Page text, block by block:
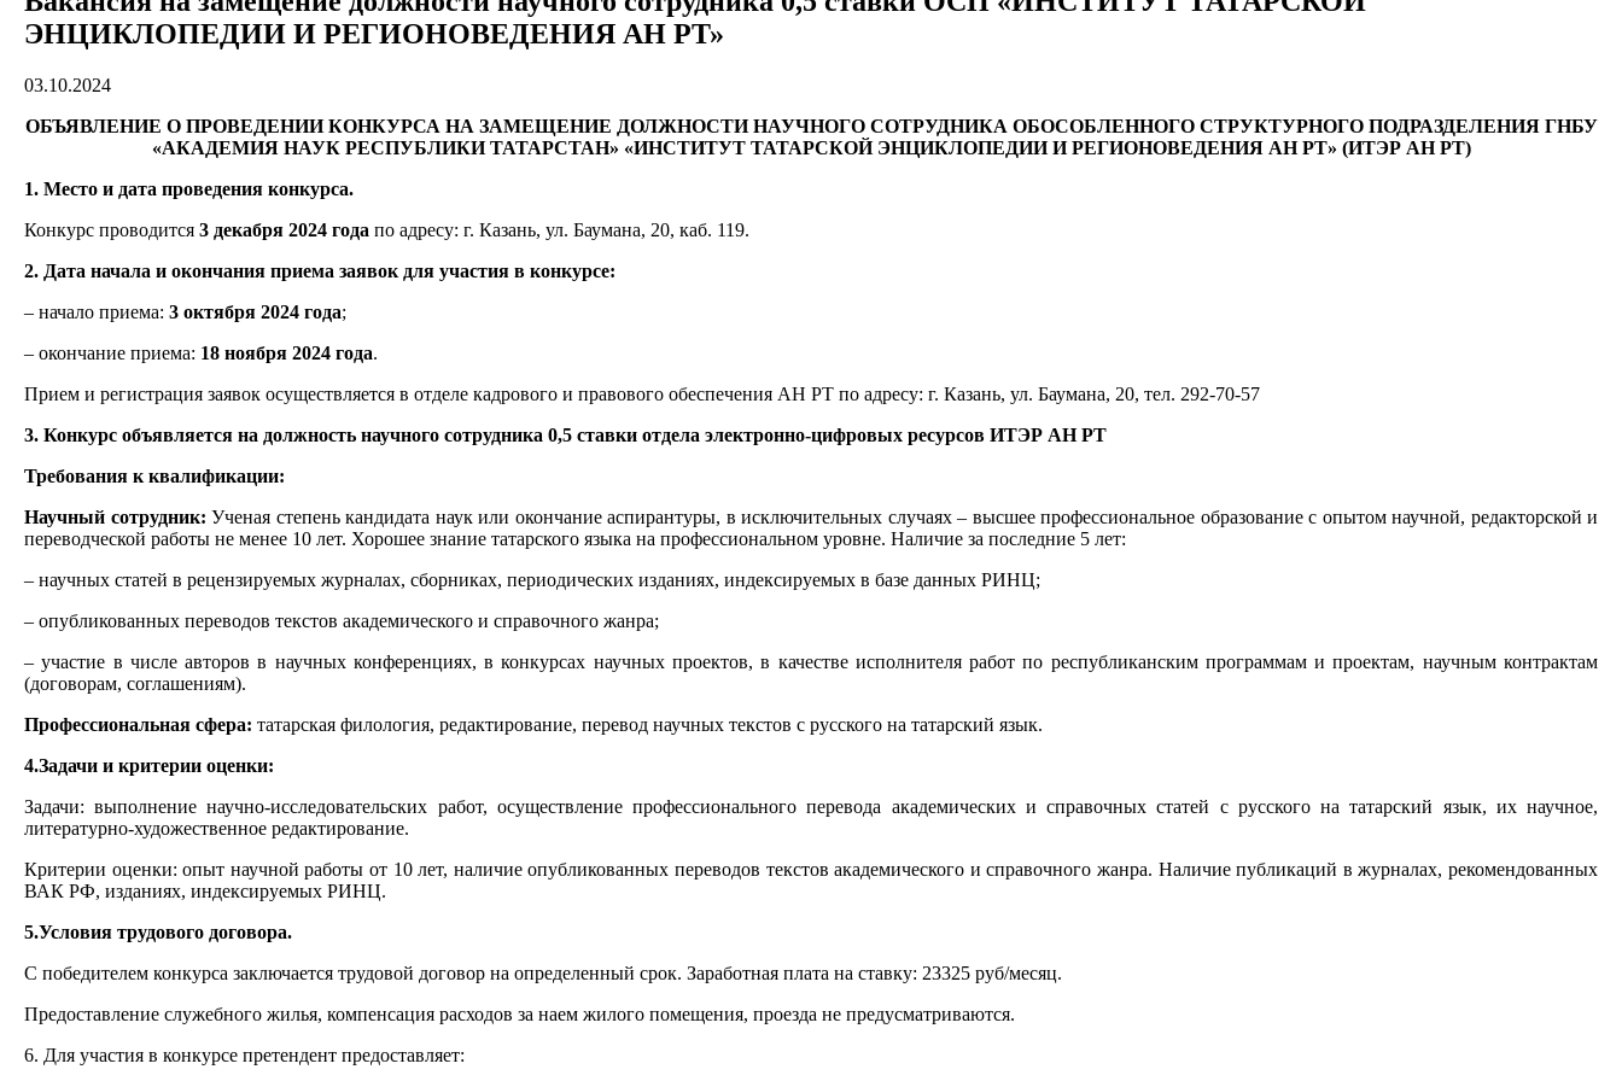
ЭНЦИКЛОПЕДИИ И РЕГИОНОВЕДЕНИЯ АН РТ»
03.10.2024
ОБЪЯВЛЕНИЕ О ПРОВЕДЕНИИ КОНКУРСА НА ЗАМЕЩЕНИЕ ДОЛЖНОСТИНАУЧНОГО СОТРУДНИКА ОБОСОБЛЕННОГО СТРУКТУРНОГО ПОДРАЗДЕЛЕНИЯ ГНБУ
«АКАДЕМИЯ НАУК РЕСПУБЛИКИ ТАТАРСТАН» «ИНСТИТУТ ТАТАРСКОЙ ЭНЦИКЛОПЕДИИ И РЕГИОНОВЕДЕНИЯ АН РТ» (ИТЭР АН РТ)
1. Место и дата проведения конкурса.
Конкурс проводится 3 декабря 2024 года по адресу: г. Казань, ул. Баумана, 20, каб. 119.
2. Дата начала и окончания приема заявок для участия в конкурсе:
– начало приема: 3 октября 2024 года;
– окончание приема: 18 ноября 2024 года.
Прием и регистрация заявок осуществляется в отделе кадрового и правового обеспечения АН РТ по адресу: г. Казань, ул. Баумана, 20, тел. 292-70-57
3. Конкурс объявляется на должность научного сотрудника 0,5 ставки отдела электронно-цифровых ресурсов ИТЭР АН РТ
Требования к квалификации:
Научный сотрудник: Ученая степень кандидата наук или окончание аспирантуры, в исключительных случаях – высшее профессиональное образование с опытом научной, редакторской и
переводческой работы не менее 10 лет. Хорошее знание татарского языка на профессиональном уровне. Наличие за последние 5 лет:
– научных статей в рецензируемых журналах, сборниках, периодических изданиях, индексируемых в базе данных РИНЦ;
– опубликованных переводов текстов академического и справочного жанра;
– участие в числе авторов в научных конференциях, в конкурсах научных проектов, в качестве исполнителя работ по республиканским программам и проектам, научным контрактам
(договорам, соглашениям).
Профессиональная сфера: татарская филология, редактирование, перевод научных текстов с русского на татарский язык.
4.Задачи и критерии оценки:
Задачи: выполнение научно-исследовательских работ, осуществление профессионального перевода академических и справочных статей с русского на татарский язык, их научное,
литературно-художественное редактирование.
Критерии оценки: опыт научной работы от 10 лет, наличие опубликованных переводов текстов академического и справочного жанра. Наличие публикаций в журналах, рекомендованных
ВАК РФ, изданиях, индексируемых РИНЦ.
5.Условия трудового договора.
С победителем конкурса заключается трудовой договор на определенный срок. Заработная плата на ставку: 23325 руб/месяц.
Предоставление служебного жилья, компенсация расходов за наем жилого помещения, проезда не предусматриваются.
6. Для участия в конкурсе претендент предоставляет: